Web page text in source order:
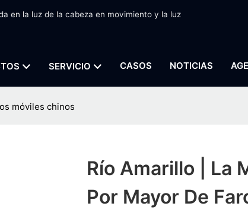
en la luz de la cabeza en movimiento y la luz
SERVICIO CASOS NOTICIAS
móviles chinos
Río Amarillo | La
Por Mayor De